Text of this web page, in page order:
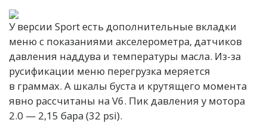
У версии Sport есть дополнительные вкладки
меню с показаниями акселерометра, датчиков
давления наддува и температуры масла. Из-за
русификации меню перегрузка меряется
в граммах. А шкалы буста и крутящего момента
явно рассчитаны на V6. Пик давления у мотора
2.0 — 2,15 бара (32 psi).